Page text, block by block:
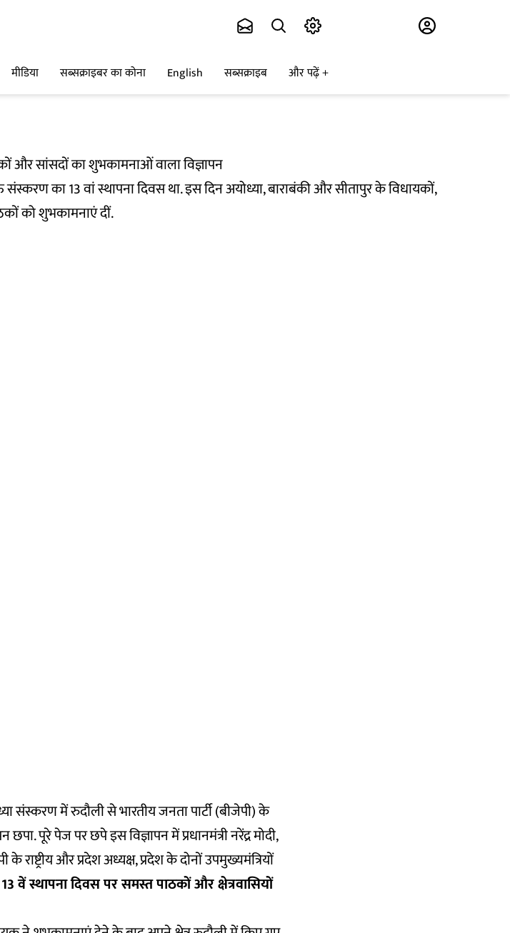
मीडिया सब्सक्राइबर का कोना English सब्सक्राइब और पढ़ें
और सांसदों का शुभकामनाओं वाला विज्ञापन
का 13 वां स्थापना दिवस था. इस दिन अयोध्या, बाराबंकी और सीतापुर के विधायकों,
को शुभकामनाएं दीं.
संस्करण में रुदौली से भारतीय जनता पार्टी (बीजेपी) के
पूरे पेज पर छपे इस विज्ञापन में प्रधानमंत्री नरेंद्र मोदी,
राष्ट्रीय और प्रदेश अध्यक्ष, प्रदेश के दोनों उपमुख्यमंत्रियों
वें स्थापना दिवस पर समस्त पाठकों और क्षेत्रवासियों